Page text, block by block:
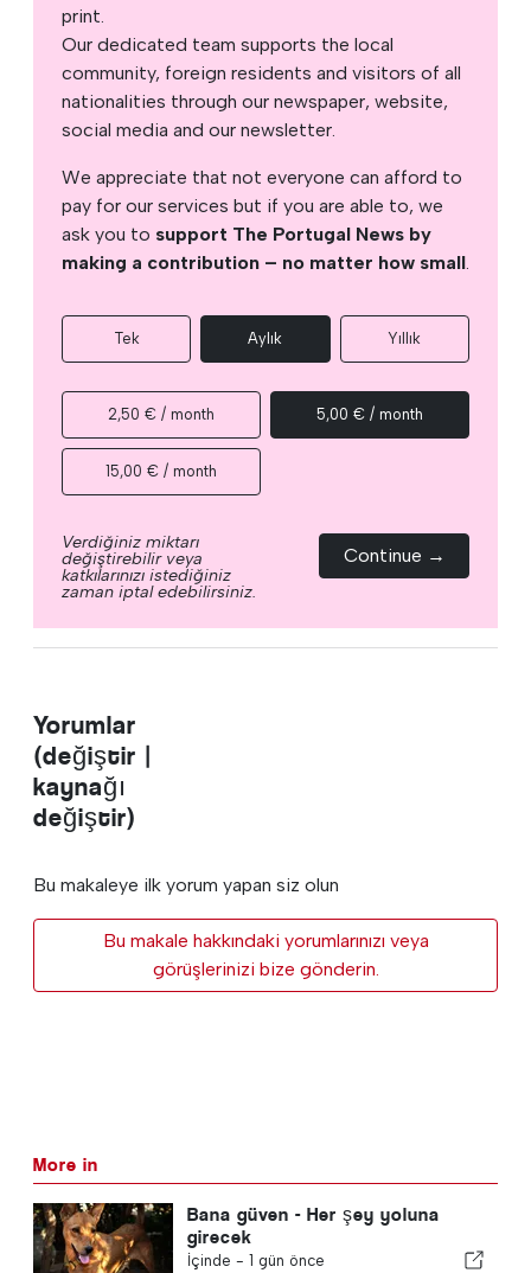
print.
Our dedicated team supports the local
community, foreign residents and visitors of all
nationalities through our newspaper, website,
social media and our newsletter.
We appreciate that not everyone can afford to
pay for our services but if you are able to, we
ask you to support The Portugal News by
making a contribution – no matter how small.
Tek Aylık Yıllık
2,50 € / month 5,00 € / month
15,00 € / month
Verdiğiniz miktarı
değiştirebilir veya
katkılarınızı istediğiniz
zaman iptal edebilirsiniz.
Continue →
Yorumlar
(değiştir |
kaynağı
değiştir)
Bu makaleye ilk yorum yapan siz olun
Bu makale hakkındaki yorumlarınızı veya
görüşlerinizi bize gönderin.
More in
Bana güven - Her şey yoluna
girecek
İçinde - 1 gün önce